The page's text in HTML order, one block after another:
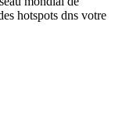
hotspots dns votre